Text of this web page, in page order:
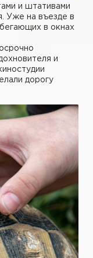
и штативами
Уже на въезде в
в окнах
и
дорогу